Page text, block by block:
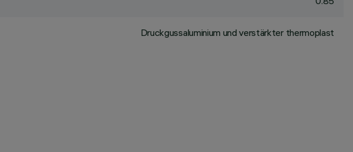
Druckgussaluminium und verstärkter thermoplast